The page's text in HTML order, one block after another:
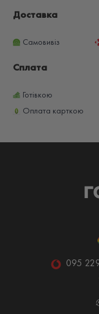
Доставка
Самовивіз
Сплата
Готівкою
Оплата карткою
095